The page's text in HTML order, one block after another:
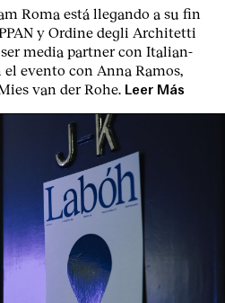
Roma está llegando a su fin
y Ordine degli Architetti
media partner con Italian-
evento con Anna Ramos,
van der Rohe.
Leer Más